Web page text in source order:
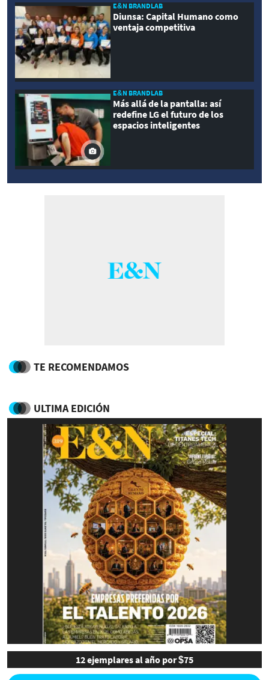
E&N BRANDLAB
Diunsa: Capital Humano como
ventaja competitiva
E&N BRANDLAB
Más allá de la pantalla: así
redefine LG el futuro de los
espacios inteligentes
TE RECOMENDAMOS
ULTIMA EDICIÓN
12 ejemplares al año por $75